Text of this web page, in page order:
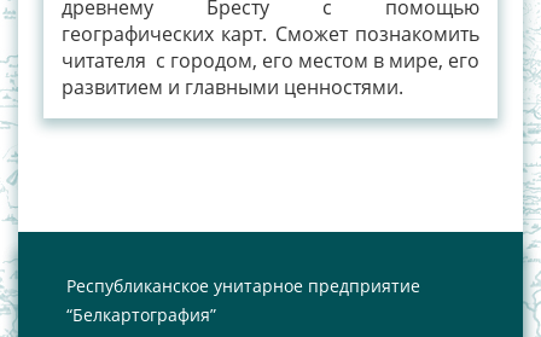
древнему Бресту с помощью
географических карт. Сможет познакомить
читателя с городом, его местом в мире, его
развитием и главными ценностями.
Республиканское унитарное предприятие
“Белкартография”